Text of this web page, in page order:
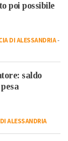
poi possibile
DI ALESSANDRIA-
saldo
ALESSANDRIA